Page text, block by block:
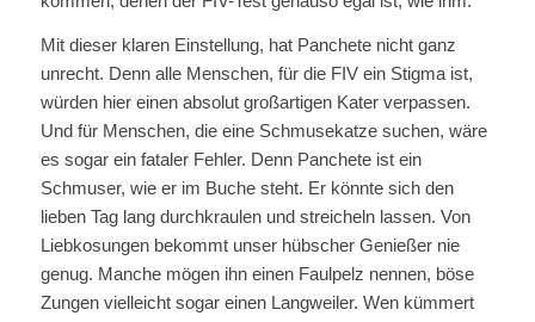
Mit dieser klaren Einstellung, hat Panchete nicht ganz
unrecht. Denn alle Menschen, für die FIV ein Stigma ist,
würden hier einen absolut großartigen Kater verpassen.
Und für Menschen, die eine Schmusekatze suchen, wäre
es sogar ein fataler Fehler. Denn Panchete ist ein
Schmuser, wie er im Buche steht. Er könnte sich den
lieben Tag lang durchkraulen und streicheln lassen. Von
Liebkosungen bekommt unser hübscher Genießer nie
genug. Manche mögen ihn einen Faulpelz nennen, böse
Zungen vielleicht sogar einen Langweiler. Wen kümmert